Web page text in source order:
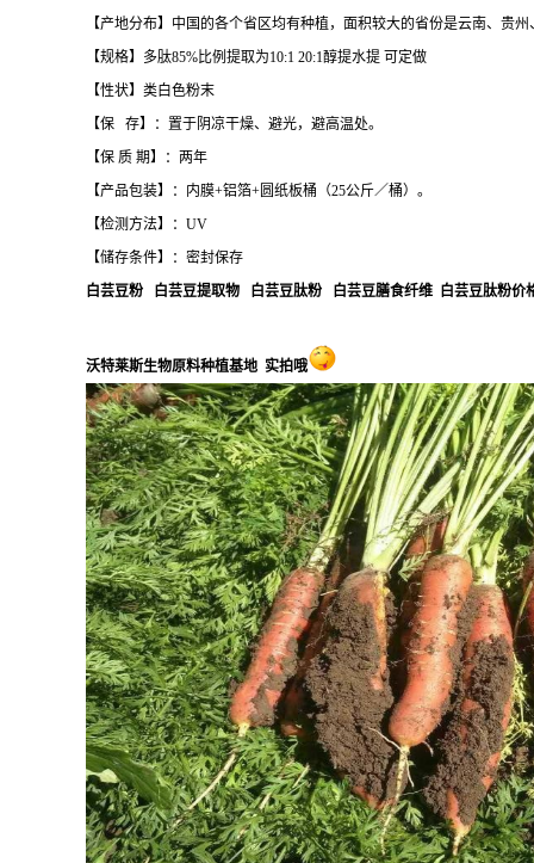
【产地分布】中国的各个省区均有种植，面积较大的省份是云南、贵
【规格】多肽85%比例提取为10:1 20:1醇提水提 可定做
【性状】类白色粉末
【保 存】：置于阴凉干燥、避光，避高温处。
【保 质 期】：两年
【产品包装】：内膜+铝箔+圆纸板桶（25公斤／桶）。
【检测方法】：UV
【储存条件】：密封保存
白芸豆粉 白芸豆提取物 白芸豆肽粉 白芸豆膳食纤维 白芸豆肽粉价
沃特莱斯生物原料种植基地 实拍哦